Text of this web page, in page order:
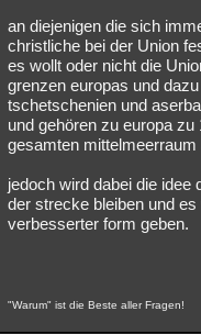
an diejenigen die sich
christliche bei der Union
es wollt oder nicht die
grenzen europas und
tschetschenien und
und gehören zu europa
gesamten mittelmeerraum
jedoch wird dabei die idee
der strecke bleiben und
verbesserter form geben.
"Warum" ist die Beste aller Fragen!